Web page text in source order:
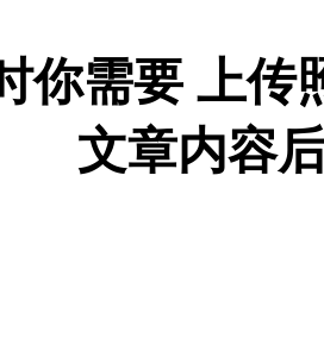
你需要 上传
文章内容